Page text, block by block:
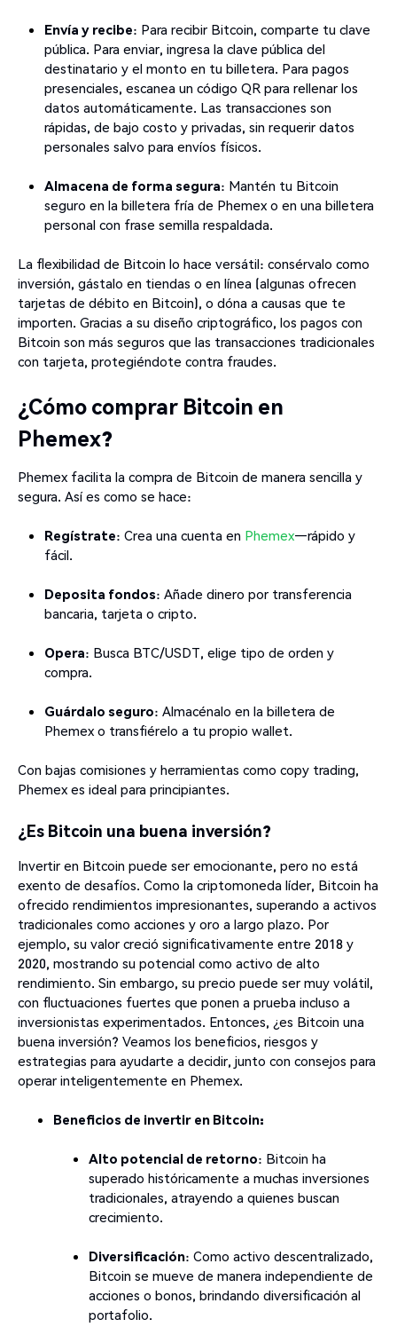
Envía y recibe: Para recibir Bitcoin, comparte tu clave
pública. Para enviar, ingresa la clave pública del
destinatario y el monto en tu billetera. Para pagos
presenciales, escanea un código QR para rellenar los
datos automáticamente. Las transacciones son
rápidas, de bajo costo y privadas, sin requerir datos
personales salvo para envíos físicos.
Almacena de forma segura: Mantén tu Bitcoin
seguro en la billetera fría de Phemex o en una billetera
personal con frase semilla respaldada.
La flexibilidad de Bitcoin lo hace versátil: consérvalo como
inversión, gástalo en tiendas o en línea (algunas ofrecen
tarjetas de débito en Bitcoin), o dóna a causas que te
importen. Gracias a su diseño criptográfico, los pagos con
Bitcoin son más seguros que las transacciones tradicionales
con tarjeta, protegiéndote contra fraudes.
¿Cómo comprar Bitcoin en
Phemex?
Phemex facilita la compra de Bitcoin de manera sencilla y
segura. Así es como se hace:
Regístrate: Crea una cuenta en Phemex—rápido y
fácil.
Deposita fondos: Añade dinero por transferencia
bancaria, tarjeta o cripto.
Opera: Busca BTC/USDT, elige tipo de orden y
compra.
Guárdalo seguro: Almacénalo en la billetera de
Phemex o transfiérelo a tu propio wallet.
Con bajas comisiones y herramientas como copy trading,
Phemex es ideal para principiantes.
¿Es Bitcoin una buena inversión?
Invertir en Bitcoin puede ser emocionante, pero no está
exento de desafíos. Como la criptomoneda líder, Bitcoin ha
ofrecido rendimientos impresionantes, superando a activos
tradicionales como acciones y oro a largo plazo. Por
ejemplo, su valor creció significativamente entre 2018 y
2020, mostrando su potencial como activo de alto
rendimiento. Sin embargo, su precio puede ser muy volátil,
con fluctuaciones fuertes que ponen a prueba incluso a
inversionistas experimentados. Entonces, ¿es Bitcoin una
buena inversión? Veamos los beneficios, riesgos y
estrategias para ayudarte a decidir, junto con consejos para
operar inteligentemente en Phemex.
Beneficios de invertir en Bitcoin:
Alto potencial de retorno: Bitcoin ha
superado históricamente a muchas inversiones
tradicionales, atrayendo a quienes buscan
crecimiento.
Diversificación: Como activo descentralizado,
Bitcoin se mueve de manera independiente de
acciones o bonos, brindando diversificación al
portafolio.